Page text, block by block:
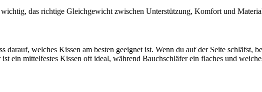
das richtige Gleichgewicht zwischen Unterstützung, Komfort und
darauf, welches Kissen am besten geeignet ist. Wenn du auf der Seite
ein mittelfestes Kissen oft ideal, während Bauchschläfer ein flaches und